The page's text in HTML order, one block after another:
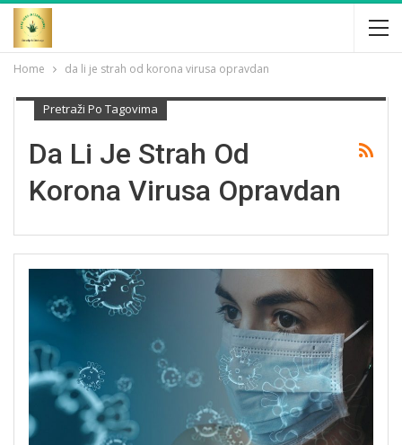
Home da li je strah od korona virusa opravdan
Pretraži Po Tagovima
Da Li Je Strah Od
Korona Virusa Opravdan